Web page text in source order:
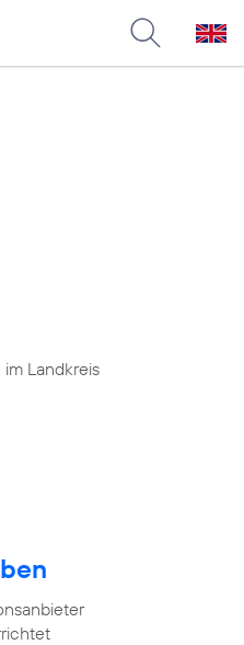
Landkreis